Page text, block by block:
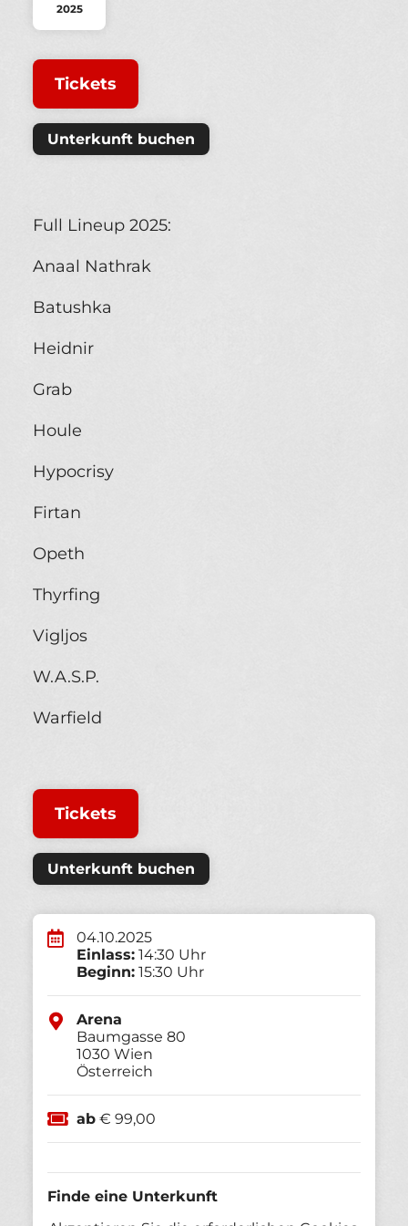
2025
Tickets
Unterkunft buchen
Full Lineup 2025:
Anaal Nathrak
Batushka
Heidnir
Grab
Houle
Hypocrisy
Firtan
Opeth
Thyrfing
Vigljos
W.A.S.P.
Warfield
Tickets
Unterkunft buchen
04.10.2025
Einlass: 14:30 Uhr
Beginn: 15:30 Uhr
Arena
Baumgasse 80
1030 Wien
Österreich
ab € 99,00
Finde eine Unterkunft